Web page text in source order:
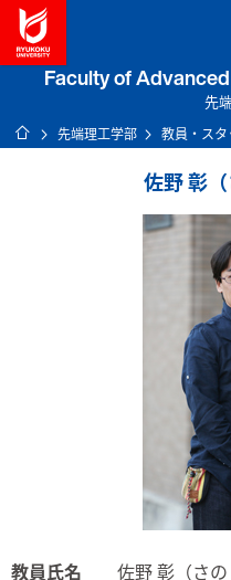
Faculty of
先
ホーム
先端理工学部 教員・ス
佐野 彰（
教員氏名
佐野 彰（さ